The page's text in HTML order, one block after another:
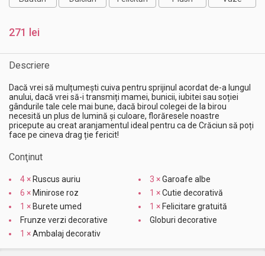
271 lei
Descriere
Dacă vrei să mulțumești cuiva pentru sprijinul acordat de-a lungul
anului, dacă vrei să-i transmiți mamei, bunicii, iubitei sau soției
gândurile tale cele mai bune, dacă biroul colegei de la birou
necesită un plus de lumină și culoare, florăresele noastre
pricepute au creat aranjamentul ideal pentru ca de Crăciun să poți
face pe cineva drag ție fericit!
Conţinut
4 × Ruscus auriu 3 ×Garoafe albe
6 × Minirose roz 1 ×Cutie decorativă
1 × Burete umed 1 × Felicitare gratuită
Frunze verzi decorative
Globuri decorative
1 ×Ambalaj decorativ